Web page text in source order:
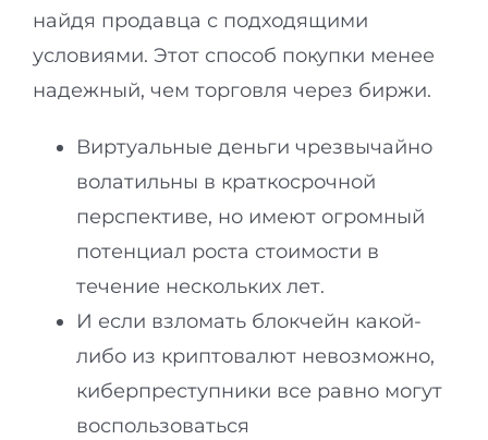
найдя продавца с подходящими
условиями. Этот способ покупки менее
надежный, чем торговля через биржи.
Виртуальные деньги чрезвычайно
волатильны в краткосрочной
перспективе, но имеют огромный
потенциал роста стоимости в
течение нескольких лет.
И если взломать блокчейн какой-
либо из криптовалют невозможно,
киберпреступники все равно могут
воспользоваться